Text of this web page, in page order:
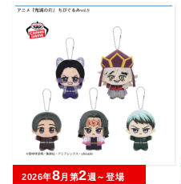
2026年8月第2週～登場